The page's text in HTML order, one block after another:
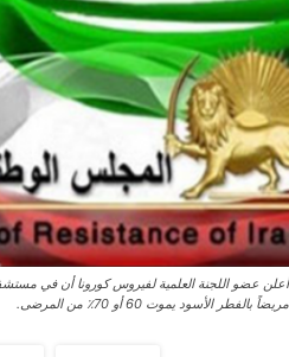
مريضاً بالفطر الأسود يموت 60 أو 70٪ من المرضى.